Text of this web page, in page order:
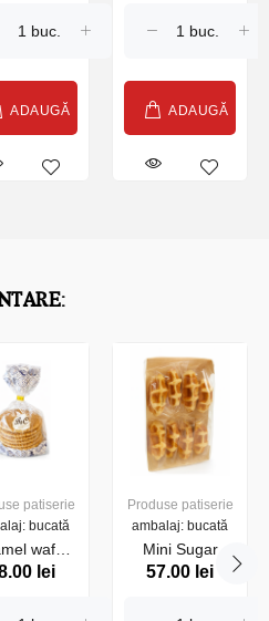
300
ADAUGĂ
115gr.
ADAUGĂ
patiserie
bucată
wafers
HAMLET
lei
Produse patiserie
ambalaj: bucată
Mini Sugar
waffles 280g
57.00 lei